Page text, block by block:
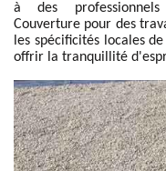
à des professionnels
Couverture pour des
les spécificités locales
offrir la tranquillité